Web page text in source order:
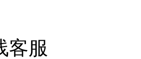
客服